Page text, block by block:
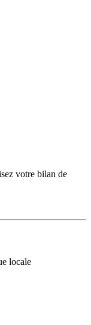
votre bilan de
locale